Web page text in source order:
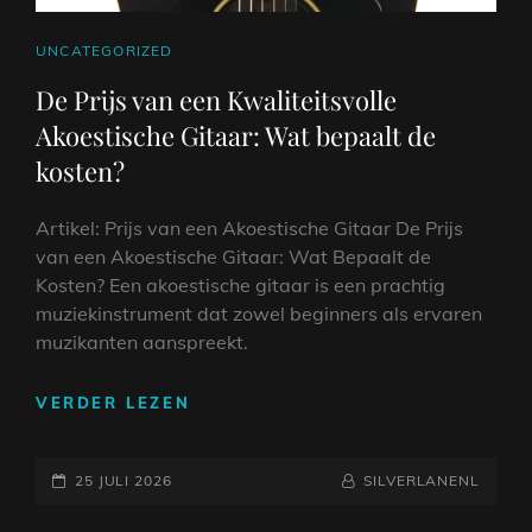
CAT
UNCATEGORIZED
De Prijs van een Kwaliteitsvolle
Akoestische Gitaar: Wat bepaalt de
kosten?
Artikel: Prijs van een Akoestische Gitaar De Prijs
van een Akoestische Gitaar: Wat Bepaalt de
Kosten? Een akoestische gitaar is een prachtig
muziekinstrument dat zowel beginners als ervaren
muzikanten aanspreekt.
VERDER LEZEN
GEPLAATST
25 JULI 2026 NAAMREGEL
BYLINE
SILVERLANENL